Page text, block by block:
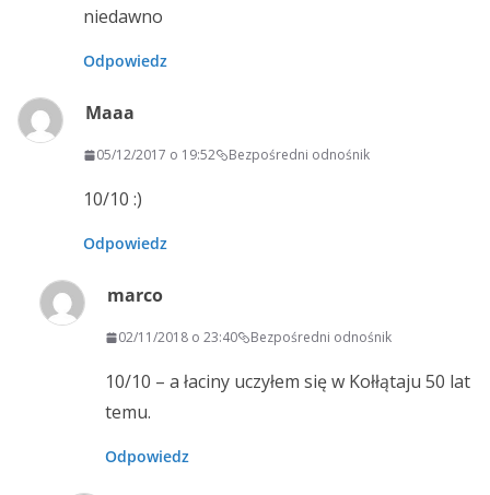
niedawno
Odpowiedz
Maaa
05/12/2017 o 19:52 Bezpośredni odnośnik
10/10 :)
Odpowiedz
marco
02/11/2018 o 23:40 Bezpośredni odnośnik
10/10 – a łaciny uczyłem się w Kołłątaju 50 lat
temu.
Odpowiedz